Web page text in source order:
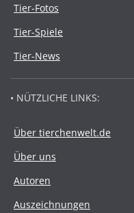
Tier-Fotos
Tier-Spiele
Tier-News
• NÜTZLICHE LINKS:
Über tierchenwelt.de
Über uns
Autoren
Auszeichnungen